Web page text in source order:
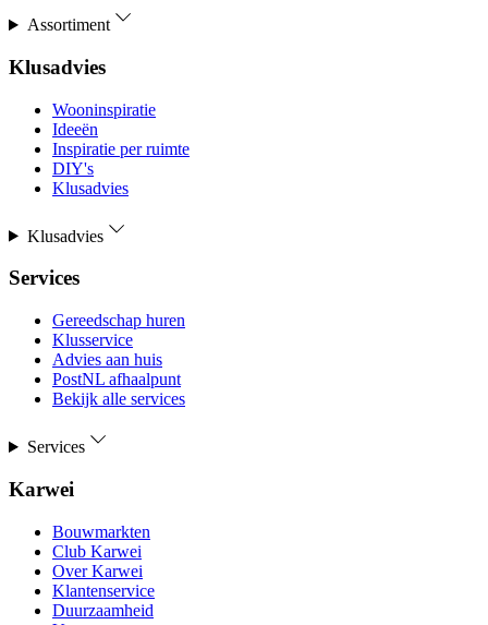
Assortiment
Klusadvies
Wooninspiratie
Ideeën
Inspiratie per ruimte
DIY's
Klusadvies
Klusadvies
Services
Gereedschap huren
Klusservice
Advies aan huis
PostNL afhaalpunt
Bekijk alle services
Services
Karwei
Bouwmarkten
Club Karwei
Over Karwei
Klantenservice
Duurzaamheid